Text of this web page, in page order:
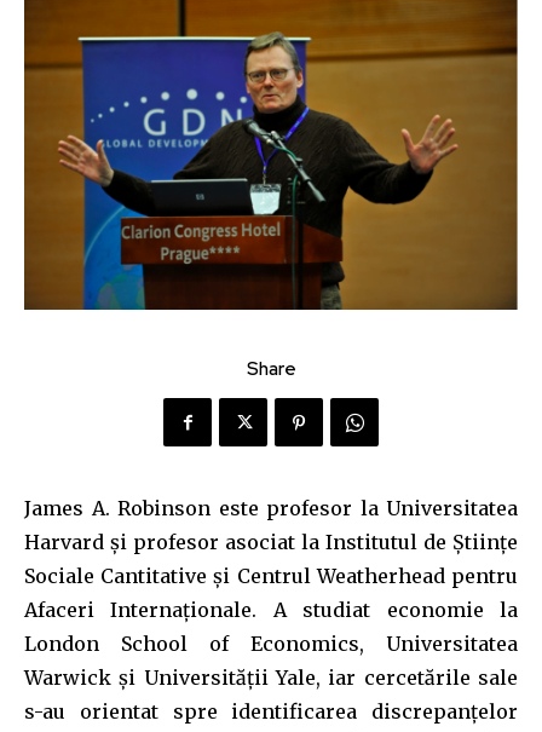
Share
James A. Robinson este profesor la Universitatea
Harvard și profesor asociat la Institutul de Științe
Sociale Cantitative și Centrul Weatherhead pentru
Afaceri Internaționale. A studiat economie la
London School of Economics, Universitatea
Warwick și Universității Yale, iar cercetările sale
s-au orientat spre identificarea discrepanțelor